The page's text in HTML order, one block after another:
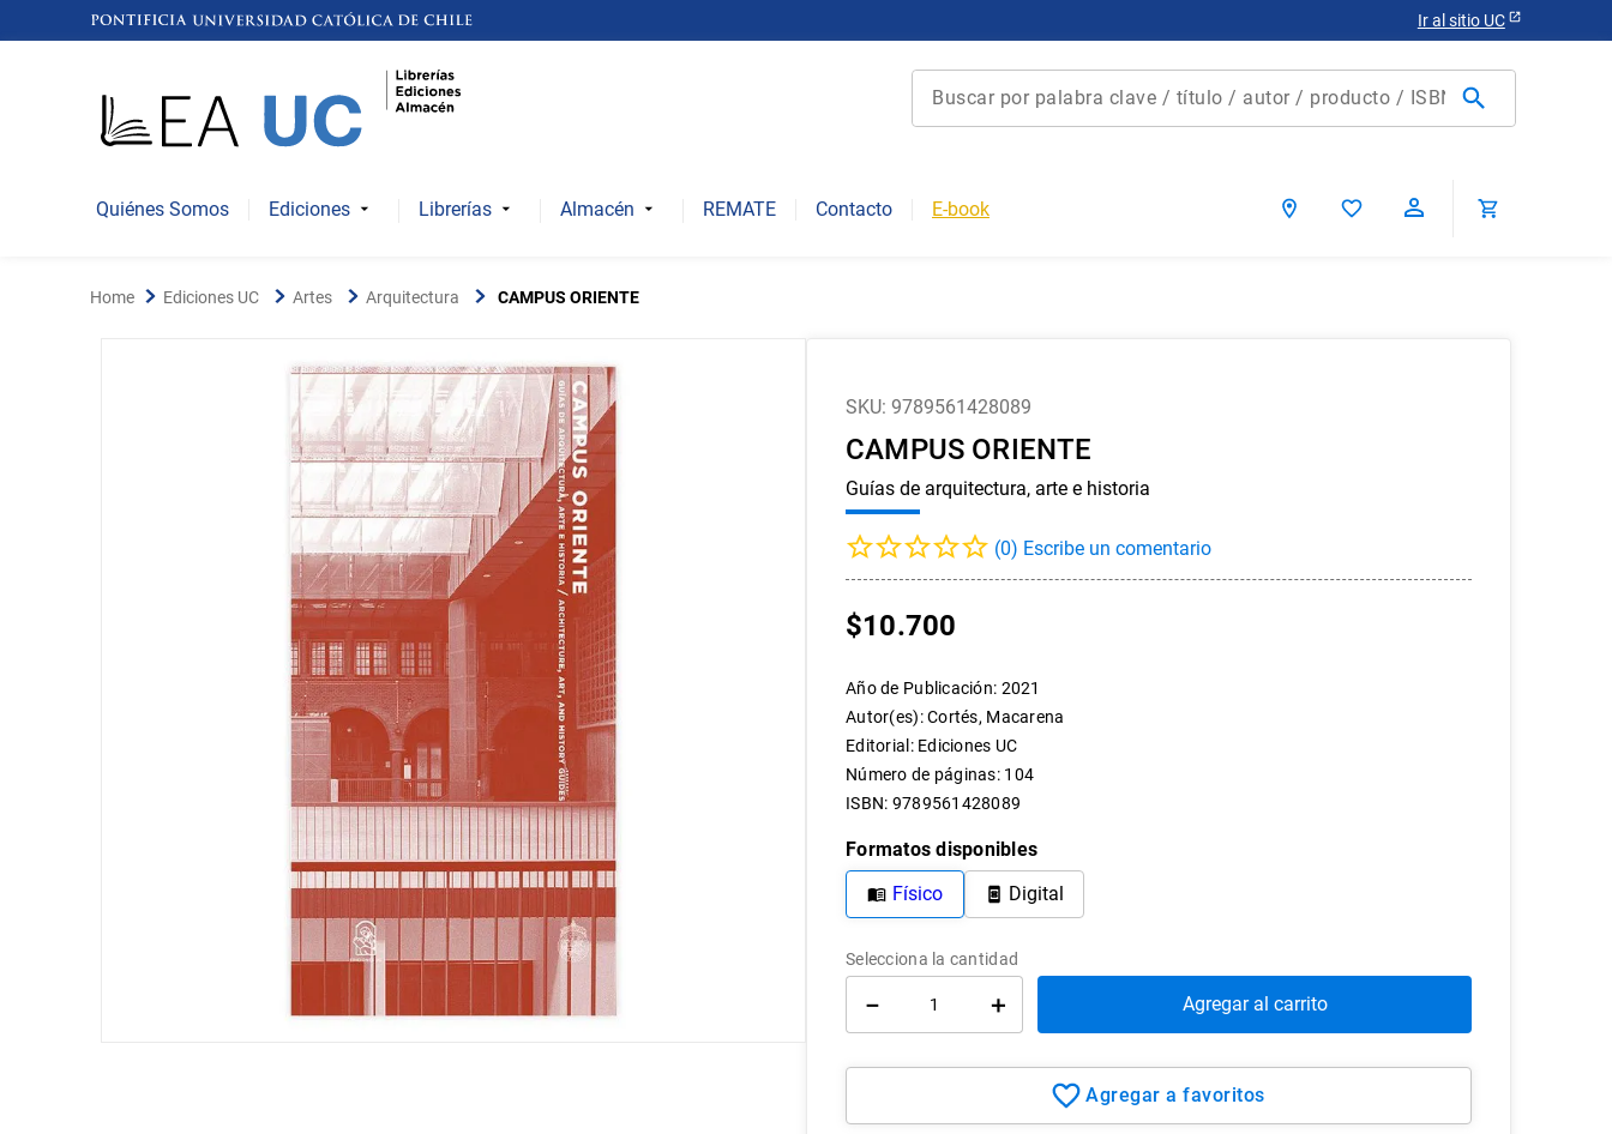
Ir al sitio UC
Buscar por palabra clave / título / autor / producto / ISBN
6. historia república chile
7. historia chile
8. historia
Quiénes Somos Ediciones Librerías Almacén REMATE Contacto E-book
Ediciones UC Artes Arquitectura CAMPUS ORIENTE
SKU: 9789561428089
CAMPUS ORIENTE
Guías de arquitectura, arte e historia
(0)
$10.700
Año de Publicación: 2021
Autor(es):Cortés, Macarena
Editorial : Ediciones UC
Número de páginas: 104
ISBN: 9789561428089
Formatos disponibles
Físico
Digital
＋
－ Agregar al carrito